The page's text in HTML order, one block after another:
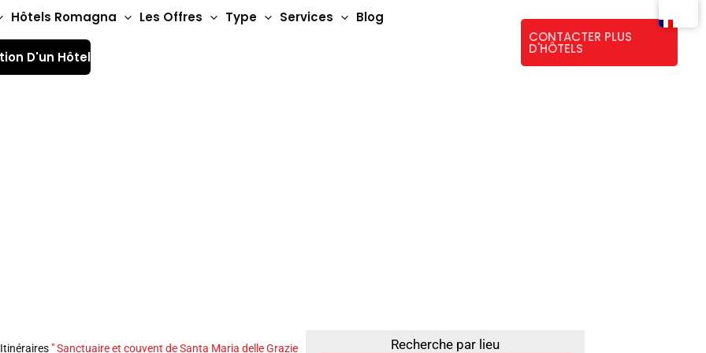
Hôtels Romagna Les Offres Type Services Blog
D'un Hôtel
CONTACTER PLUS
D'HÔTELS
Itinéraires "Sanctuaire et couvent de Santa Maria delle Grazie Recherche par lieu